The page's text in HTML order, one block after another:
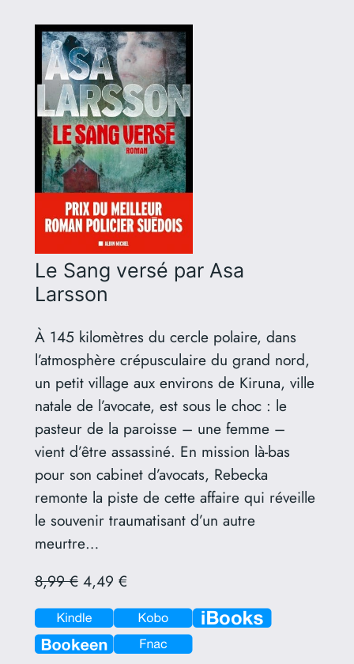
Le Sang versé par Asa
Larsson
À 145 kilomètres du cercle polaire, dans
l’atmosphère crépusculaire du grand nord,
un petit village aux environs de Kiruna, ville
natale de l’avocate, est sous le choc : le
pasteur de la paroisse – une femme –
vient d’être assassiné. En mission là-bas
pour son cabinet d’avocats, Rebecka
remonte la piste de cette affaire qui réveille
le souvenir traumatisant d’un autre
meurtre…
8,99 €4,49 €